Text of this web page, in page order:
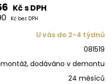
Kč s DPH
Kč bez DPH
U vás do 2-4 týdnů
081519
dodáváno v demontu
24 měsíců